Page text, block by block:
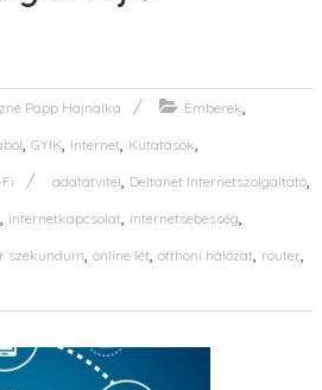
Papp Hajnalka Emberek,
, GYIK, Internet, Kutatások,
adatátvitel, Deltanet Internetszolgáltató,
, internetkapcsolat, internetsebesség,
szekundum, online lét, otthoni hálózat, router,